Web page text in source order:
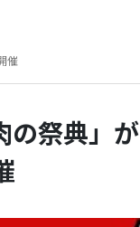
催
の祭典」が